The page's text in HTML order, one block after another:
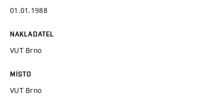
01.01.1988
NAKLADATEL
VUT Brno
MÍSTO
VUT Brno